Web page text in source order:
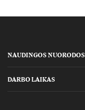
NAUDINGOS NUORODOS
DARBO LAIKAS